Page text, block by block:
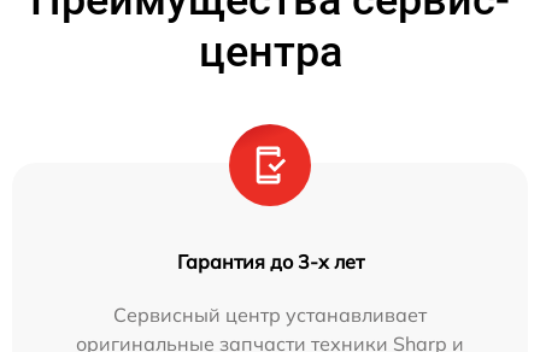
центра
Гарантия до 3-х лет
Сервисный центр устанавливает
оригинальные запчасти техники Sharp и